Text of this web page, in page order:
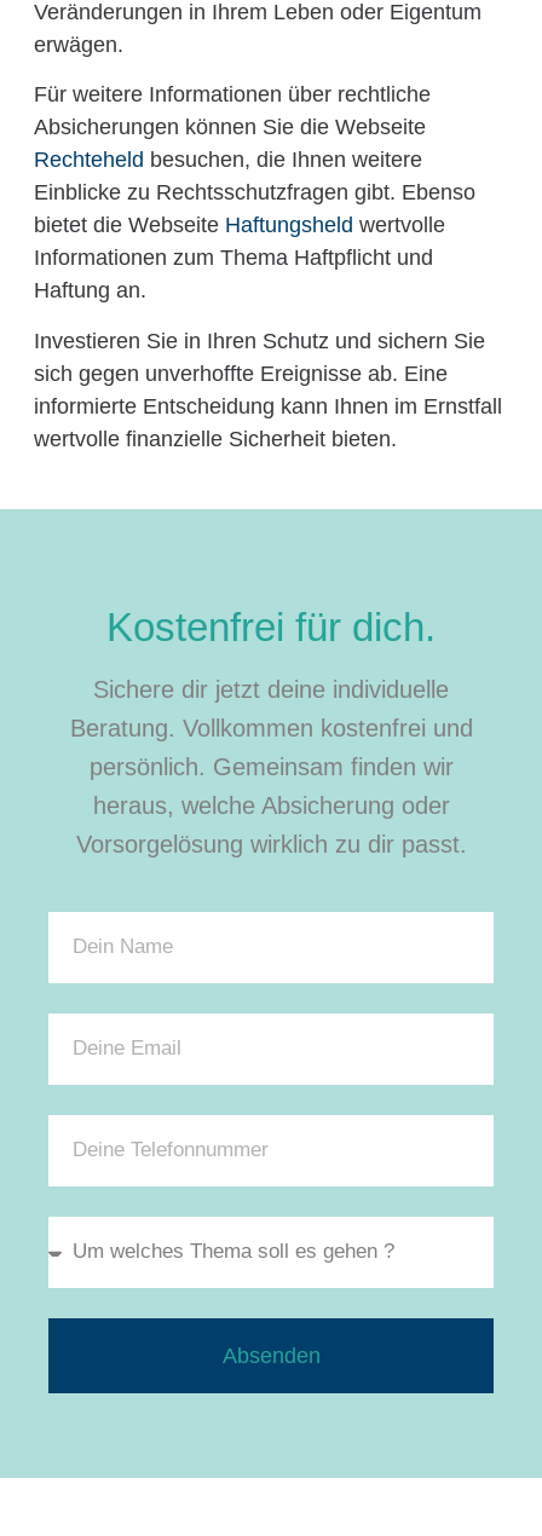
Veränderungen in Ihrem Leben oder Eigentum
erwägen.
Für weitere Informationen über rechtliche
Absicherungen können Sie die Webseite
Rechteheld besuchen, die Ihnen weitere
Einblicke zu Rechtsschutzfragen gibt. Ebenso
bietet die Webseite Haftungsheld wertvolle
Informationen zum Thema Haftpflicht und
Haftung an.
Investieren Sie in Ihren Schutz und sichern Sie
sich gegen unverhoffte Ereignisse ab. Eine
informierte Entscheidung kann Ihnen im Ernstfall
wertvolle finanzielle Sicherheit bieten.
Kostenfrei für dich.
Sichere dir jetzt deine individuelle
Beratung. Vollkommen kostenfrei und
persönlich. Gemeinsam finden wir
heraus, welche Absicherung oder
Vorsorgelösung wirklich zu dir passt.
Absenden